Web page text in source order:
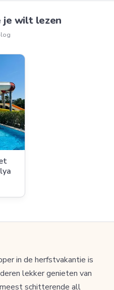
je wilt lezen
in de herfstvakantie is
lekker genieten van
schitterende all